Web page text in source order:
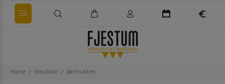
Home Meubilair Barkrukken